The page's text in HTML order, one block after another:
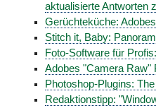
aktualisierte Antworten
Gerüchteküche:
Stitch it, Baby:
Foto-Software für
Adobes "Camera Raw"
Photoshop-Plugins:
Redaktionstipp: